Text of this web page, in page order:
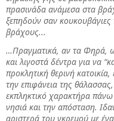
πρασινάδα ανάμεσα στα
ξεπηδούν σαν
βράχους...
…Πραγματικά, αν τα Φηρά,
και λιγοστά δέντρα για να
προκλητική θερινή
την επιφάνεια της
εκπληκτικό χαρακτήρα
νησιά και την απόσταση.
αριστερά του γκρεμού με